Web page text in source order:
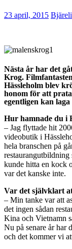
23 april, 2015
Nästa år har det
Krog.
Hässleholm blev
honom för att
egentligen kan laga
Hur hamnade du i
– Jag flyttade hit
videobutik i
hela branschen på
restaurangutbildning
kunde hitta en kock
var det kanske inte.
Var det självklart
– Min tanke var att
det ingen sådan
Kina och Vietnamn
Nu på senare år har
och det kommer vi